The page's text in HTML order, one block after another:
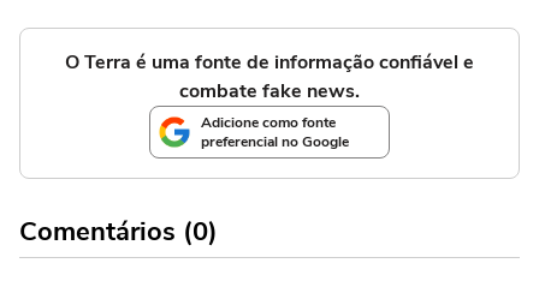
O Terra é uma fonte de informação confiável e
combate fake news.
Adicione como fonte
preferencial no Google
Comentários (0)